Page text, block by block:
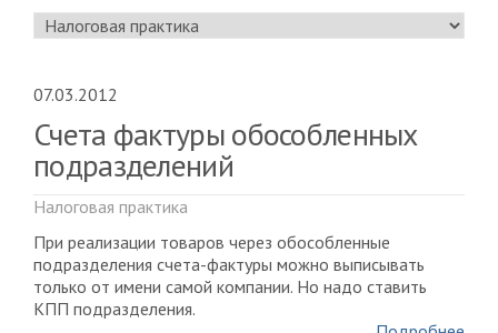
07.03.2012
Счета фактуры обособленных
подразделений
Налоговая практика
При реализации товаров через обособленные
подразделения счета-фактуры можно выписывать
только от имени самой компании. Но надо ставить
КПП подразделения.